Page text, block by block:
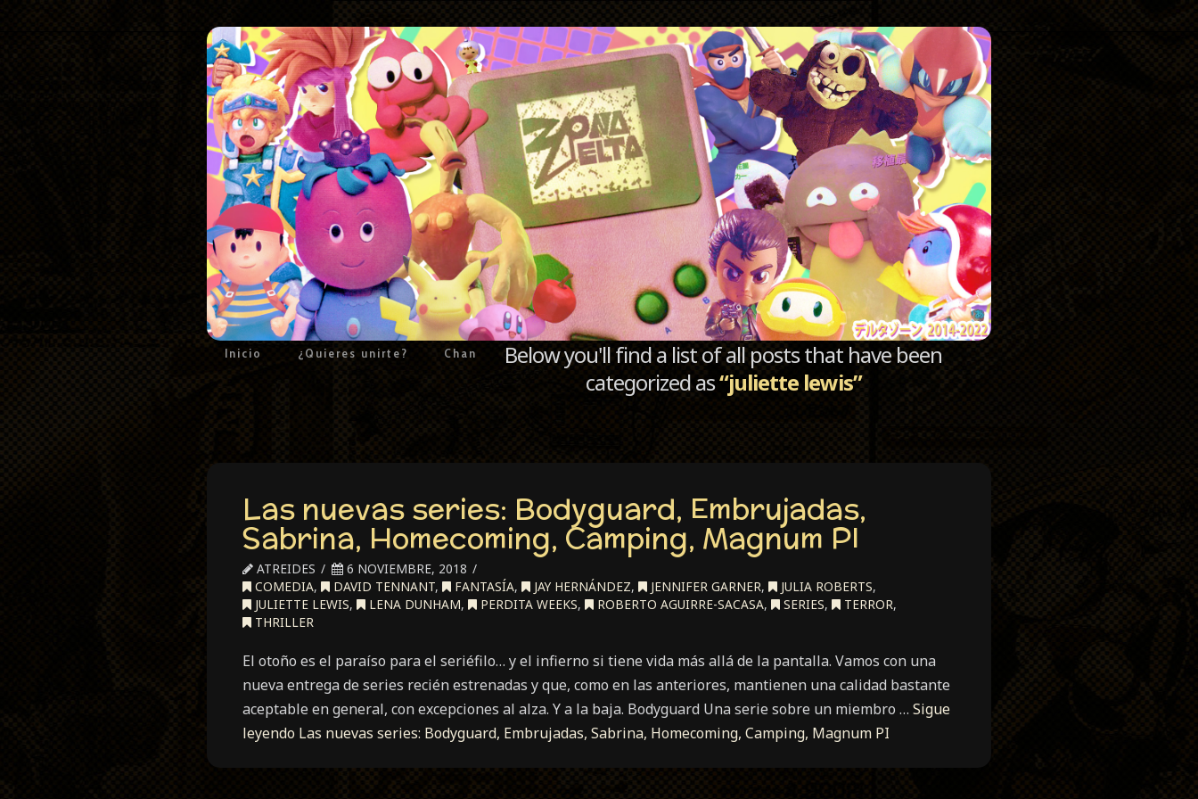
Inicio ¿Quieres unirte? Chan
Below you'll find a list of all posts that have been
categorized as“juliette lewis”
Las nuevas series: Bodyguard, Embrujadas,
Sabrina, Homecoming, Camping, Magnum PI
ATREIDES
6 NOVIEMBRE, 2018
COMEDIA, DAVID TENNANT, FANTASÍA, JAY HERNÁNDEZ, JENNIFER GARNER, JULIA ROBERTS,
JULIETTE LEWIS, LENA DUNHAM, PERDITA WEEKS, ROBERTO AGUIRRE-SACASA, SERIES, TERROR,
THRILLER
El otoño es el paraíso para el seriéfilo… y el infierno si tiene vida más allá de la pantalla. Vamos con una
nueva entrega de series recién estrenadas y que, como en las anteriores, mantienen una calidad bastante
aceptable en general, con excepciones al alza. Y a la baja. Bodyguard Una serie sobre un miembro … Sigue
leyendo Las nuevas series: Bodyguard, Embrujadas, Sabrina, Homecoming, Camping, Magnum PI